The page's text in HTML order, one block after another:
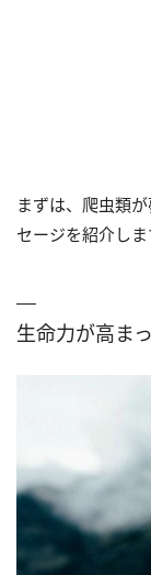
まずは、爬虫類
セージを紹介しま
生命力が高ま